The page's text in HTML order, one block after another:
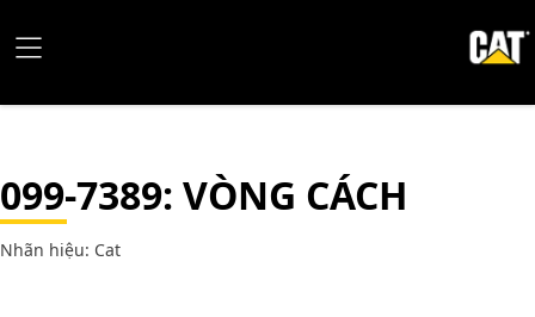
099-7389: VÒNG CÁCH
Nhãn hiệu: Cat